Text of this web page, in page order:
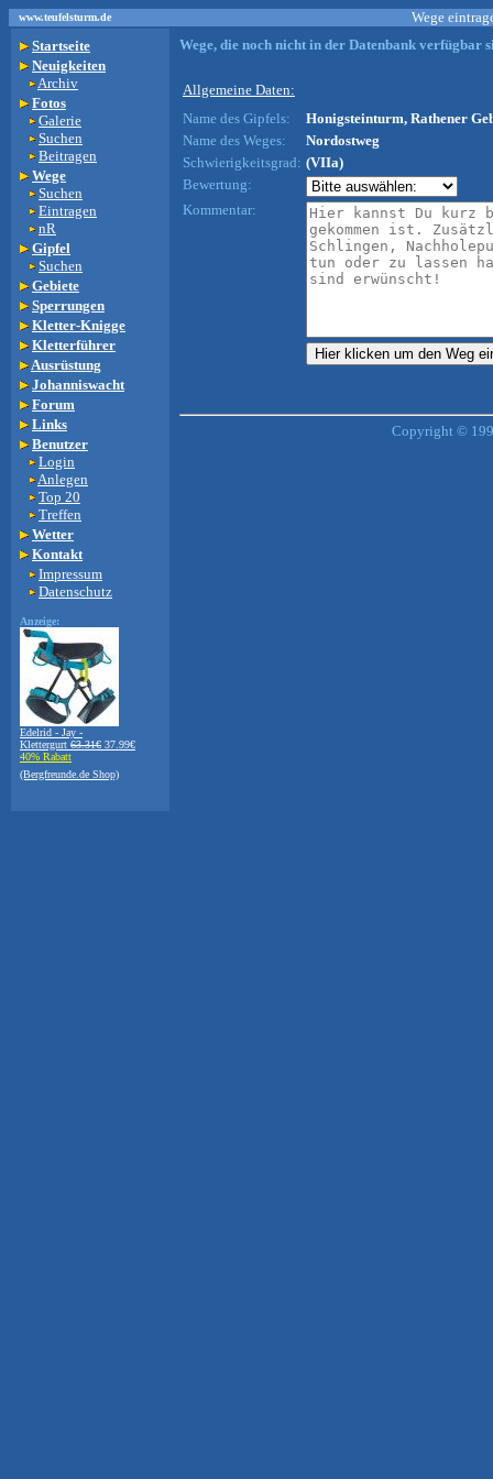
www.teufelsturm.de
Wege
Startseite
Neuigkeiten
Archiv
Fotos
Galerie
Suchen
Beitragen
Wege
Suchen
Eintragen
nR
Gipfel
Suchen
Gebiete
Sperrungen
Kletter-Knigge
Kletterführer
Ausrüstung
Johanniswacht
Forum
Links
Benutzer
Login
Anlegen
Top 20
Treffen
Wetter
Kontakt
Impressum
Datenschutz
Anzeige:
Edelrid - Jay -
Klettergurt 63.31€ 37.99€
40% Rabatt
(Bergfreunde.de Shop)
Wege, die noch nicht in der Datenbank verfügbar
Allgemeine Daten:
Name des Gipfels:
Honigsteinturm, Rathener
Name des Weges:
Nordostweg
Schwierigkeitsgrad: (VIIa)
Bewertung:
Kommentar:
Copyright ©